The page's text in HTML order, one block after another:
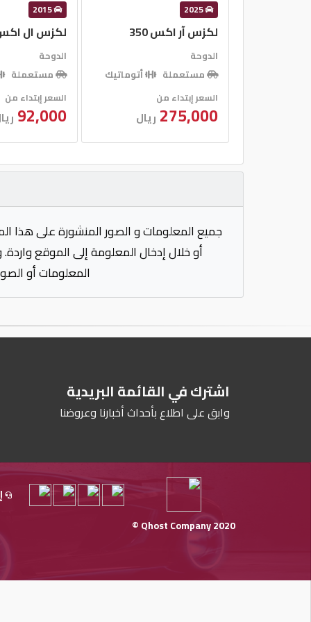
2025
لكزس آر اكس 350
الدوحة
مستعملة
أتوماتيك
السعر إبتداء من
275,000 ريال
2015
لكزس ال اكس
الدوحة
مستعملة
السعر إبتداء من
92,000
جميع المعلومات و الصور المنشورة على هذا
أو خلال إدخال المعلومة إلى الموقع
المعلومات أو
اشترك في القائمة البريدية
وابق على اطلاع بأحداث أخبارنا وعروضنا
Qhost Company 2020 ©